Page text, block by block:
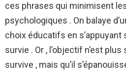
ces phrases qui minimisent
psychologiques . On balaye
choix éducatifs en s’appuyant
survie . Or , l’objectif n’est
survive , mais qu’il